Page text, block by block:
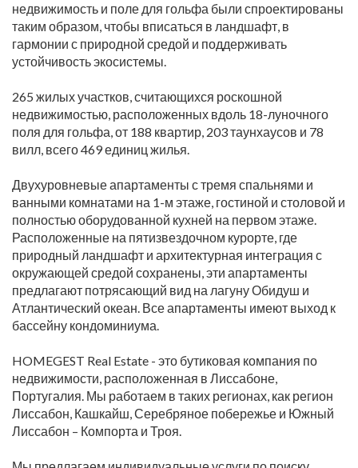
недвижимость и поле для гольфа были спроектированы
таким образом, чтобы вписаться в ландшафт, в
гармонии с природной средой и поддерживать
устойчивость экосистемы.
265 жилых участков, считающихся роскошной
недвижимостью, расположенных вдоль 18-луночного
поля для гольфа, от 188 квартир, 203 таунхаусов и 78
вилл, всего 469 единиц жилья.
Двухуровневые апартаменты с тремя спальнями и
ванными комнатами на 1-м этаже, гостиной и столовой и
полностью оборудованной кухней на первом этаже.
Расположенные на пятизвездочном курорте, где
природный ландшафт и архитектурная интеграция с
окружающей средой сохранены, эти апартаменты
предлагают потрясающий вид на лагуну Обидуш и
Атлантический океан. Все апартаменты имеют выход к
бассейну кондоминиума.
HOMEGEST Real Estate - это бутиковая компания по
недвижимости, расположенная в Лиссабоне,
Португалия. Мы работаем в таких регионах, как регион
Лиссабон, Кашкайш, Серебряное побережье и Южный
Лиссабон – Компорта и Троя.